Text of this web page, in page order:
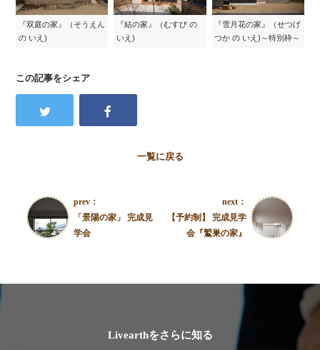
『双庭の家』（そうえん
の いえ)
『結の家』（むすび の
いえ)
『雪月花の家』（せつげ
つか の いえ)～特別枠～
この記事をシェア
一覧に戻る
prev：
「景陽の家」 完成見
学会
next：
【予約制】 完成見学
会『鷲巣の家』
Livearthをさらに知る